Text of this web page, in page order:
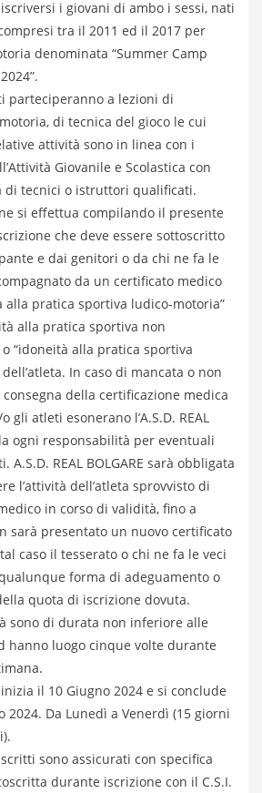
iscriversi i giovani di ambo i sessi, nati
tra il 2011 ed il 2017 per
denominata “Summer Camp
parteciperanno a lezioni di
di tecnica del gioco le cui
attività sono in linea con i
Giovanile e Scolastica con
di tecnici o istruttori qualificati.
si effettua compilando il presente
che deve essere sottoscritto
e dai genitori o da chi ne fa le
da un certificato medico
alla pratica sportiva ludico-motoria”
alla pratica sportiva non
o “idoneità alla pratica sportiva
In caso di mancata o non
della certificazione medica
gli atleti esonerano l’A.S.D. REAL
ogni responsabilità per eventuali
A.S.D. REAL BOLGARE sarà obbligata
l’attività dell’atleta sprovvisto di
in corso di validità, fino a
sarà presentato un nuovo certificato
caso il tesserato o chi ne fa le veci
forma di adeguamento o
quota di iscrizione dovuta.
sono di durata non inferiore alle
hanno luogo cinque volte durante
inizia il 10 Giugno 2024 e si conclude
2024. Da Lunedì a Venerdì (15 giorni
sono assicurati con specifica
durante iscrizione con il C.S.I.